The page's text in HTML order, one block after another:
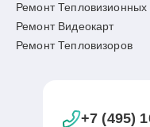
Ремонт
Ремонт Видеокарт
Ремонт Тепловизоров
+7 (495)